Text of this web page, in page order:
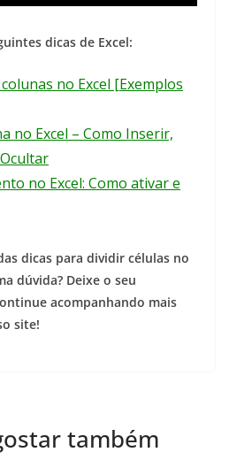
dicas de Excel:
no Excel [Exemplos
no Excel – Como Inserir,
no Excel: Como ativar e
dicas para dividir células no
dúvida? Deixe o seu
acompanhando mais
site!
também